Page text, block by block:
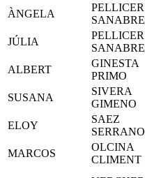
ÀNGELA
PELLICER
SANABRE
JÚLIA
PELLICER
SANABRE
ALBERT
GINESTA
PRIMO
SUSANA
SIVERA
GIMENO
ELOY
SAEZ
SERRANO
MARCOS
OLCINA
CLIMENT